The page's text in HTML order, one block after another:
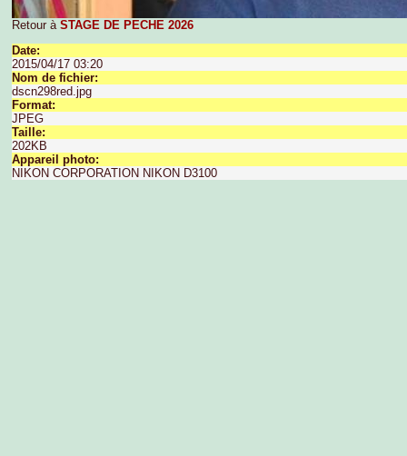
Retour à STAGE DE PECHE 2026
Date:
2015/04/17 03:20
Nom de fichier:
dscn298red.jpg
Format:
JPEG
Taille:
202KB
Appareil photo:
NIKON CORPORATION NIKON D3100